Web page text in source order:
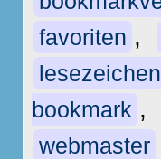
favoriten ,
lesezeichen
bookmark ,
webmaster